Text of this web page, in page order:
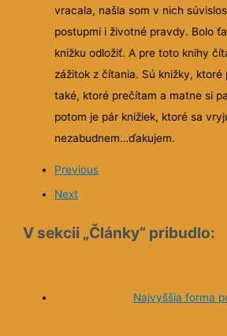
vracala, našla som v nich
postupmi i životné pravdy. Bolo
knižku odložiť. A pre toto knihy
zážitok z čítania. Sú knižky,
také, ktoré prečítam a matne si
potom je pár knižiek, ktoré sa
nezabudnem…ďakujem.
Previous
Next
V sekcii „Články“ pribudlo:
Najvyššia forma